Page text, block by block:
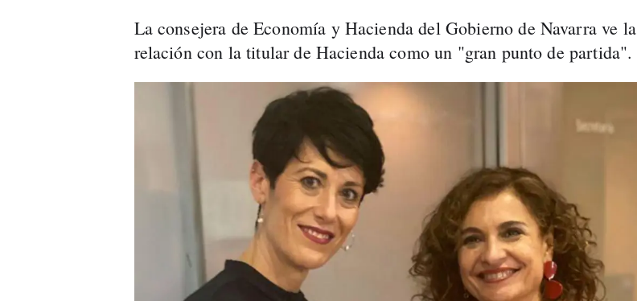
La consejera de Economía y Hacienda del Gobierno de Navarra ve la
relación con la titular de Hacienda como un "gran punto de partida".